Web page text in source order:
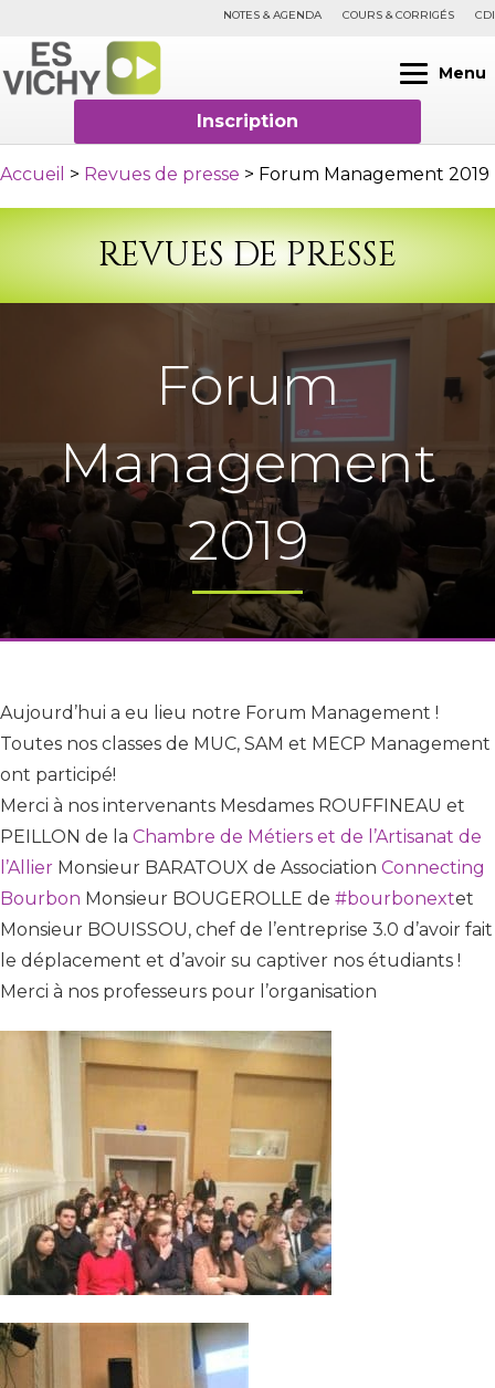
NOTES & AGENDA COURS & CORRIGÉS CDI
Menu
Inscription
Accueil > Revues de presse > Forum Management 2019
REVUES DE PRESSE
Forum
Management
2019
Aujourd’hui a eu lieu notre Forum Management !
Toutes nos classes de MUC, SAM et MECP Management
ont participé!
Merci à nos intervenants Mesdames ROUFFINEAU et
PEILLON de la Chambre de Métiers et de l’Artisanat de
l’Allier Monsieur BARATOUX de Association Connecting
Bourbon Monsieur BOUGEROLLE de #bourbonextet
Monsieur BOUISSOU, chef de l’entreprise 3.0 d’avoir fait
le déplacement et d’avoir su captiver nos étudiants !
Merci à nos professeurs pour l’organisation